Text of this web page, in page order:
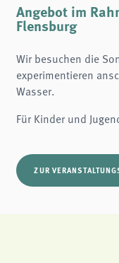
Angebot im
Flensburg
Wir besuchen die
experimentieren
Wasser.
Für Kinder und
ZUR
Name:
fe_typo3_user
naturwissenschaftliches-
Login
Cookie Laufzeit:
Session
Einverständnis-Cookie